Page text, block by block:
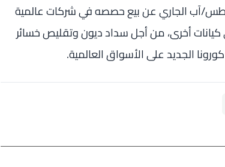
آب الجاري عن بيع حصصه في شركات عالمية
أخرى، من أجل سداد ديون وتقليص خسائر
الجديد على الأسواق العالمية.